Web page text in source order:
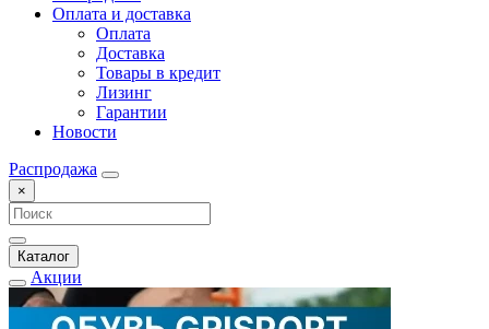
Оплата и доставка
Оплата
Доставка
Товары в кредит
Лизинг
Гарантии
Новости
Распродажа
×
Каталог
Акции